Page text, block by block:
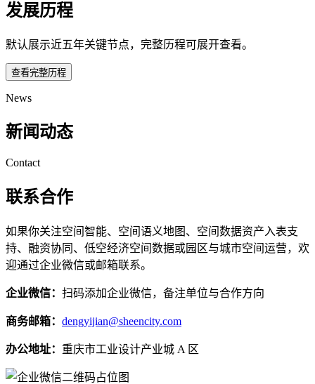
发展历程
默认展示近五年关键节点，完整历程可展开查看。
查看完整历程
News
新闻动态
Contact
联系合作
如果你关注空间智能、空间语义地图、空间数据资产入表支
持、融资协同、低空经济空间数据或园区与城市空间运营，欢
迎通过企业微信或邮箱联系。
企业微信： 扫码添加企业微信，备注单位与合作方向
商务邮箱： dengyijian@sheencity.com
办公地址： 重庆市工业设计产业城 A 区